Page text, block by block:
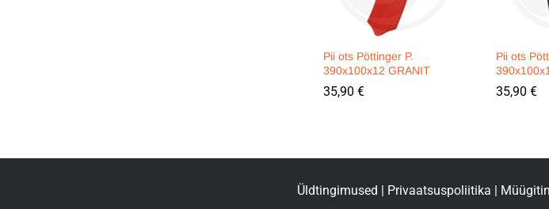
Pii ots Pöttinger P.
390x100x12 GRANIT
35,90 €
35,90 €
Pii ots
35,90 €
35,90 €
Üldtingimused Privaatsuspoliitika